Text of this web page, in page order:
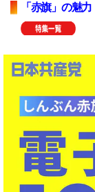
「赤旗」の魅力